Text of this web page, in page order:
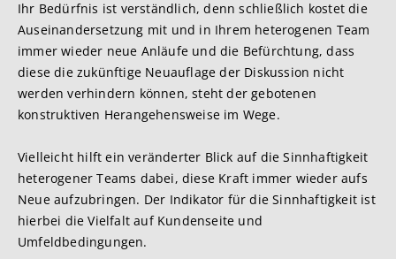
Ihr Bedürfnis ist verständlich, denn schließlich kostet die
Auseinandersetzung mit und in Ihrem heterogenen Team
immer wieder neue Anläufe und die Befürchtung, dass
diese die zukünftige Neuauflage der Diskussion nicht
werden verhindern können, steht der gebotenen
konstruktiven Herangehensweise im Wege.
Vielleicht hilft ein veränderter Blick auf die Sinnhaftigkeit
heterogener Teams dabei, diese Kraft immer wieder aufs
Neue aufzubringen. Der Indikator für die Sinnhaftigkeit ist
hierbei die Vielfalt auf Kundenseite und
Umfeldbedingungen.